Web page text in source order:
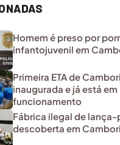
Homem é preso por
infantojuvenil em
Primeira ETA de
inaugurada e já está em
funcionamento
Fábrica ilegal de lança-
descoberta em